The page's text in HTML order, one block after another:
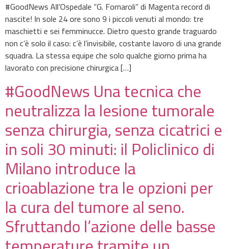
#GoodNews All’Ospedale “G. Fornaroli” di Magenta record di
nascite! In sole 24 ore sono 9 i piccoli venuti al mondo: tre
maschietti e sei femminucce. Dietro questo grande traguardo
non c’è solo il caso: c’è l’invisibile, costante lavoro di una grande
squadra. La stessa equipe che solo qualche giorno prima ha
lavorato con precisione chirurgica […]
#GoodNews Una tecnica che
neutralizza la lesione tumorale
senza chirurgia, senza cicatrici e
in soli 30 minuti: il Policlinico di
Milano introduce la
crioablazione tra le opzioni per
la cura del tumore al seno.
Sfruttando l’azione delle basse